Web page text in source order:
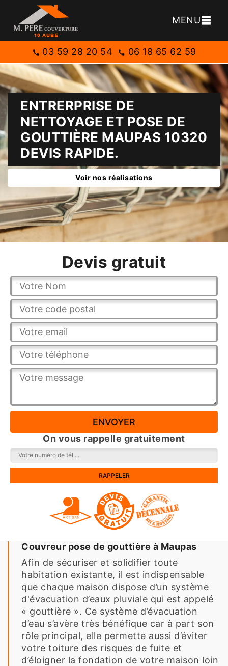
MENU
03 59 28 20 54 06 18 65 62 59
ENTRERPRISE DE
NETTOYAGE ET POSE DE
GOUTTIÈRE MAUPAS 10320
DEVIS RAPIDE.
Voir nos réalisations
Devis gratuit
On vous rappelle gratuitement
Couvreur pose de gouttière à Maupas
Afin de sécuriser et solidifier toute
habitation existante, il est indispensable
que chaque maison dispose d’un système
d'évacuation d’eaux pluviale qui est appelé
« gouttière ». Ce système d’évacuation
d’eau s’avère très bénéfique car à part son
rôle principal, elle permette aussi d’éviter
votre toiture des risques de fuite et
d’éloigner la fondation de votre maison loin